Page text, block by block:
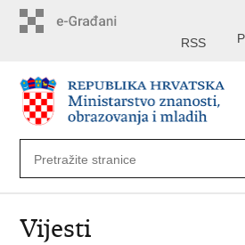
RSS
Vijesti